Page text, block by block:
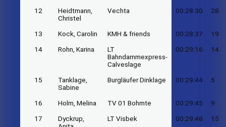
12
Heidtmann,
Christel
Vechta 00:28:30 28
13 Kock, Carolin KMH & friends 00:28:37 19
14 Rohn, Karina
LT
Bahndammexpress-
Calveslage
00:29:16 14
15
Tanklage,
Sabine
Burgläufer Dinklage 00:29:44 5
16 Holm, Melina TV 01 Bohmte 00:29:45 9
17
Dyckrup,
LT Visbek 00:29:48 15